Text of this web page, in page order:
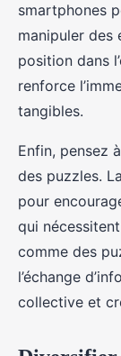
smartphones
manipuler des
position dans
renforce
tangibles.
Enfin, pensez
des puzzles.
pour
qui
comme des
l’échange
collective et